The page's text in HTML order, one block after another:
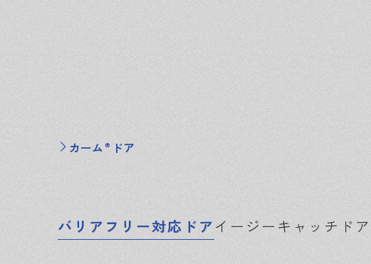
カーム ® ドア
バリアフリー対応ドアイージーキャッチドア